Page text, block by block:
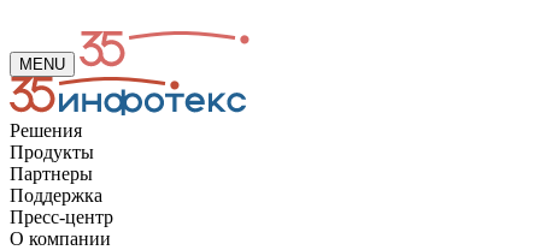
MENU
Решения
Продукты
Партнеры
Поддержка
Пресс-центр
О компании